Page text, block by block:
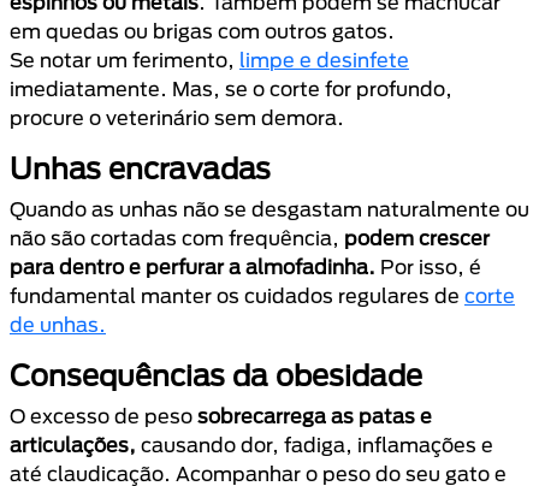
em quedas ou brigas com outros gatos.
Se notar um ferimento, limpe e desinfete
imediatamente. Mas, se o corte for profundo,
procure o veterinário sem demora.
Unhas encravadas
Quando as unhas não se desgastam naturalmente ou
não são cortadas com frequência, podem crescer
para dentro e perfurar a almofadinha. Por isso, é
fundamental manter os cuidados regulares de corte
de unhas.
Consequências da obesidade
O excesso de peso sobrecarrega as patas e
articulações, causando dor, fadiga, inflamações e
até claudicação. Acompanhar o peso do seu gato e